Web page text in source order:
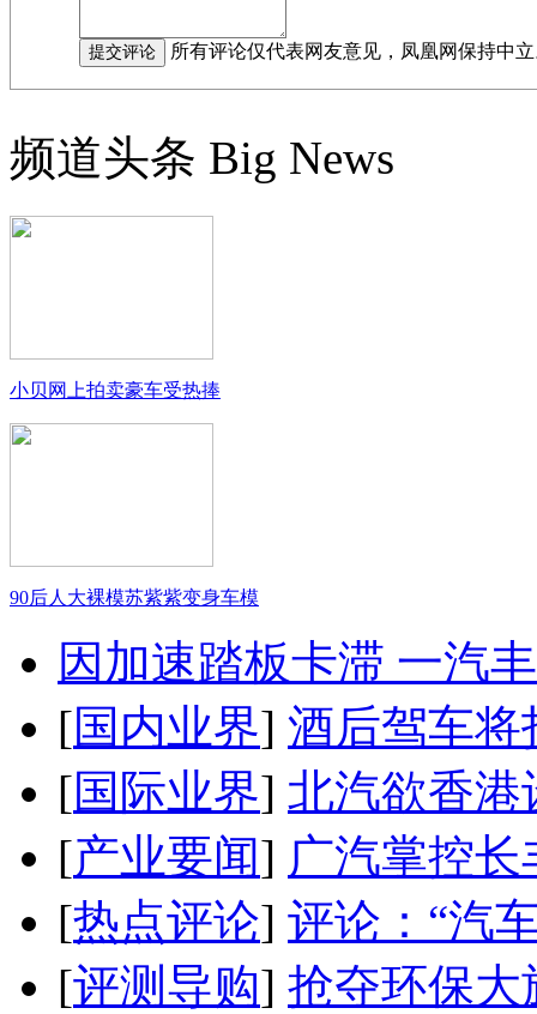
所有评论仅代表网友意见，凤凰网保持中
频道头条 Big News
小贝网上拍卖豪车受热捧
90后人大裸模苏紫紫变身车模
因加速踏板卡滞 一汽
[国内业界] 酒后驾车将
[国际业界] 北汽欲香港
[产业要闻] 广汽掌控
[热点评论] 评论：“汽
[评测导购] 抢夺环保大